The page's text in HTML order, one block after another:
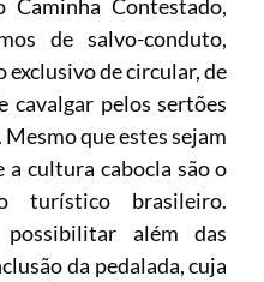
Caminha Contestado,
de salvo-conduto,
exclusivo de circular, de
cavalgar pelos sertões
que estes sejam
a cultura cabocla são o
turístico brasileiro.
possibilitar além das
da pedalada, cuja